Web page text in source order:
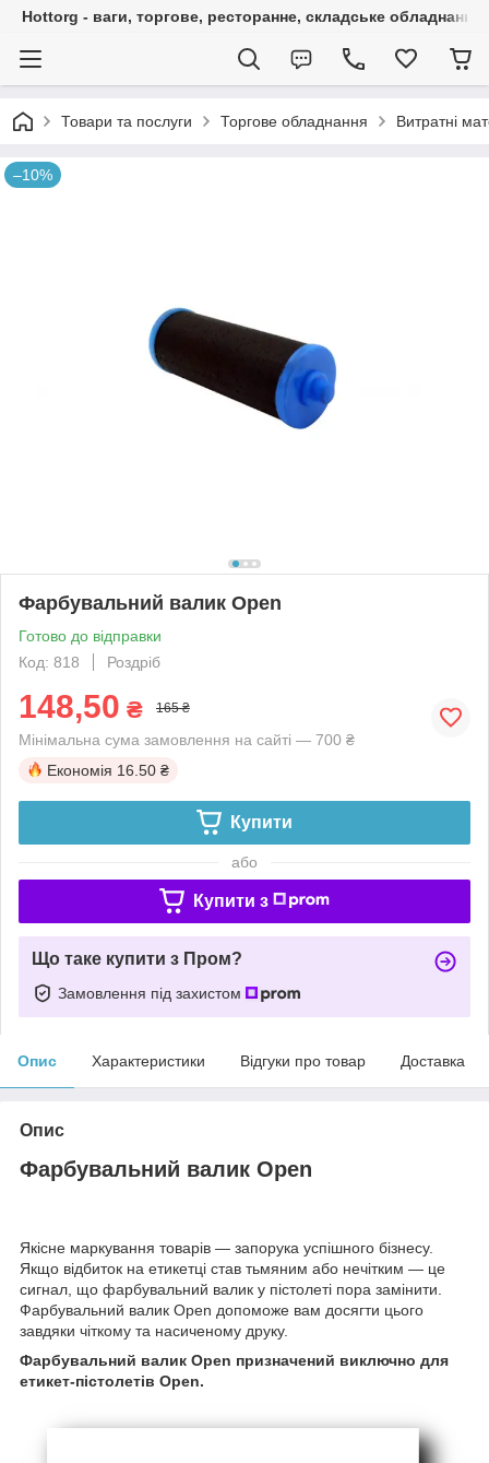
Hottorg - ваги, торгове, ресторанне, складське обладнання
Товари та послуги Торгове обладнання Витратні
–10%
Фарбувальний валик Open
Готово до відправки
Код: 818
Роздріб
148,50 ₴ 165 ₴
Мінімальна сума замовлення на сайті — 700 ₴
Економія 16.50 ₴
Купити
або
Купити з
Що таке купити з Пром?
Замовлення під захистом
Опис Характеристики Відгуки про товар Доставка
Опис
Фарбувальний валик Open
Якісне маркування товарів — запорука успішного бізнесу.
Якщо відбиток на етикетці став тьмяним або нечітким — це
сигнал, що фарбувальний валик у пістолеті пора замінити.
Фарбувальний валик Open допоможе вам досягти цього
завдяки чіткому та насиченому друку.
Фарбувальний валик Open призначений виключно для
етикет-пістолетів Open.